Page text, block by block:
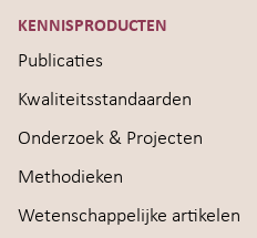
KENNISPRODUCTEN
Publicaties
Kwaliteitsstandaarden
Onderzoek & Projecten
Methodieken
Wetenschappelijke artikelen